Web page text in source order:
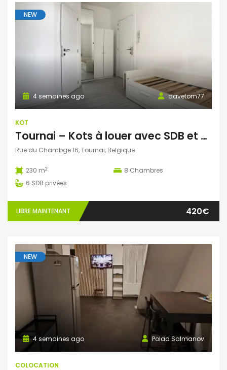
NEW
davetom77
4 semaines ago
KOT
Tournai – Kots à louer avec SDB et WC privés
Rue du Chambge 16, Tournai, Belgique
230 m2 8 Chambres
6 SDB privées
LIBRE MAINTENANT 420€
NEW
Polad Salmanov
4 semaines ago
COLOCATION